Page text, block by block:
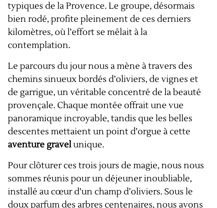
typiques de la Provence. Le groupe, désormais
bien rodé, profite pleinement de ces derniers
kilomètres, où l’effort se mêlait à la
contemplation.
Le parcours du jour nous a mène à travers des
chemins sinueux bordés d’oliviers, de vignes et
de garrigue, un véritable concentré de la beauté
provençale. Chaque montée offrait une vue
panoramique incroyable, tandis que les belles
descentes mettaient un point d’orgue à cette
aventure gravelunique.
Pour clôturer ces trois jours de magie, nous nous
sommes réunis pour un déjeuner inoubliable,
installé au cœur d’un champ d’oliviers. Sous le
doux parfum des arbres centenaires, nous avons